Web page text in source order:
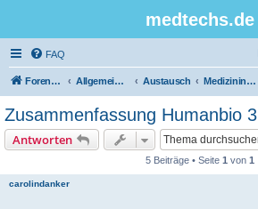
medtechs.de
FAQ
Foren-Übersicht Allgemeines Board Austausch Medizininformatik
Zusammenfassung Humanbio 3
Antworten
5 Beiträge • Seite 1 von 1
carolindanker